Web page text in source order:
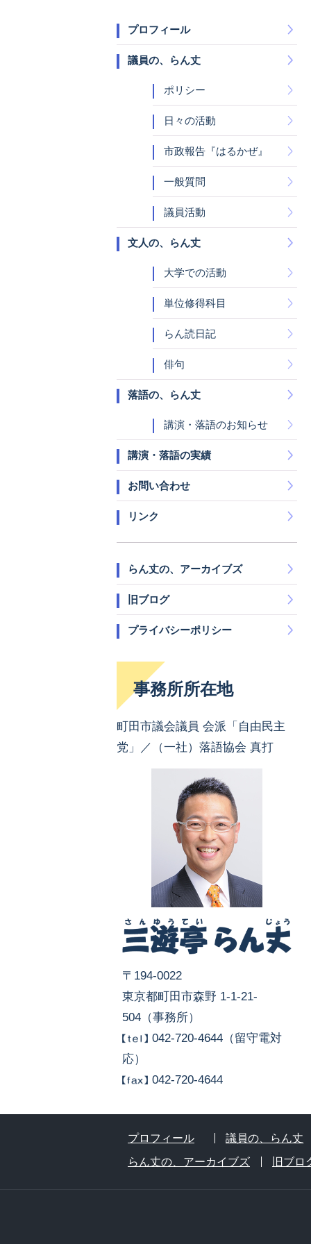
プロフィール
議員の、らん丈
ポリシー
日々の活動
市政報告『はるかぜ』
一般質問
議員活動
文人の、らん丈
大学での活動
単位修得科目
らん読日記
俳句
落語の、らん丈
講演・落語のお知らせ
講演・落語の実績
お問い合わせ
リンク
らん丈の、アーカイブズ
旧ブログ
プライバシーポリシー
事務所所在地
町田市議会議員 会派「自由民主
党」／（一社）落語協会 真打
〒194-0022
東京都町田市森野 1-1-21-
504（事務所）
042-720-4644（留守電対
応）
042-720-4644
プロフィール
議員の、らん丈
らん丈の、アーカイブズ
旧ブロ